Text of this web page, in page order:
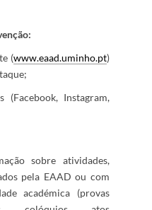
(www.eaad.uminho.pt)
(Facebook, Instagram,
sobre atividades,
pela EAAD ou com
académica (provas